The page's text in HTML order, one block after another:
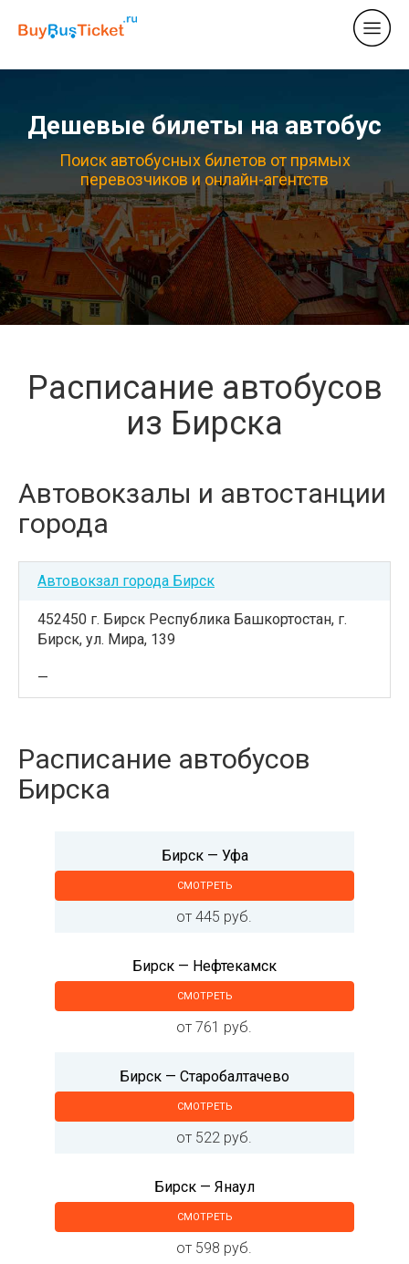
Дешевые билеты на автобус
Поиск автобусных билетов от прямых
перевозчиков и онлайн-агентств
Расписание автобусов
из Бирска
Автовокзалы и автостанции
города
Автовокзал города Бирск
452450 г. Бирск Республика Башкортостан, г.
Бирск, ул. Мира, 139
—
Расписание автобусов
Бирска
Бирск — Уфа
СМОТРЕТЬ
от 445 руб.
Бирск — Нефтекамск
СМОТРЕТЬ
от 761 руб.
Бирск — Старобалтачево
СМОТРЕТЬ
от 522 руб.
Бирск — Янаул
СМОТРЕТЬ
от 598 руб.